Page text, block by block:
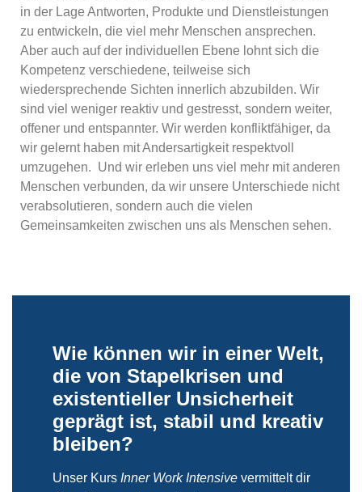
in der Lage Antworten, Produkte und Dienstleistungen
zu entwickeln, die viel mehr Menschen ansprechen.
Aber auch auf der individuellen Ebene lohnt sich die
Kompetenz verschiedene, teilweise sich
wiedersprechende Sichten innerlich abzubilden. Wir
sind viel weniger reaktiv und gestresst, sondern weiter,
offener und entspannter. Wir werden konfliktfähiger, da
wir gelernt haben mit Andersartigkeit respektvoll
umzugehen. Und wir erleben uns viel mehr mit anderen
Menschen verbunden, da wir unsere Unterschiede nicht
verabsolutieren, sondern auch die vielen
Gemeinsamkeiten zwischen uns als Menschen sehen.
Wie können wir in einer Welt,
die von Stapelkrisen und
existentieller Unsicherheit
geprägt ist, stabil und kreativ
bleiben?
Unser Kurs Inner Work Intensive vermittelt dir